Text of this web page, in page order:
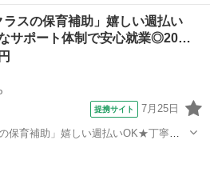
スタッフさんが活躍中！働きやすい環
ラスの保育補助」嬉しい週払い
サポート体制で安心就業◎20…
提携サイト 7月25日
保育補助」嬉しい週払いOK★丁寧な